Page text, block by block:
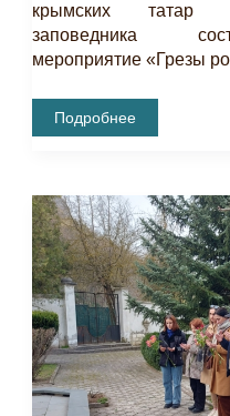
крымских татар
заповедника
мероприятие «Грезы
В
Ханском
Беседа
«Грезы
Розового
Сада»
Подробнее